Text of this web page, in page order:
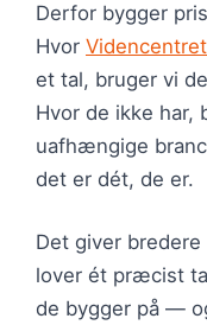
Derfor bygger
Hvor
et tal, bruger vi
Hvor de ikke har,
uafhængige
det er dét, de er.
Det giver
lover ét præcist
de bygger på —